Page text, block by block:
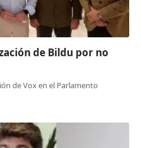
de Bildu por no
de Vox en el Parlamento